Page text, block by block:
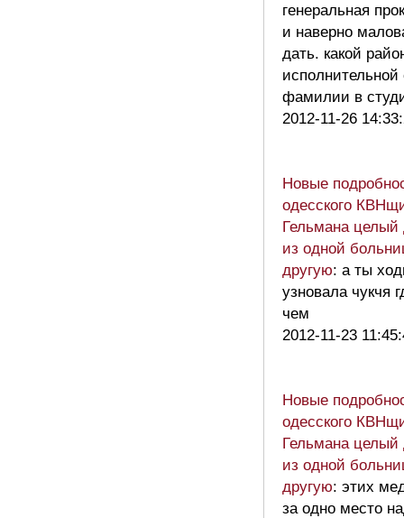
генеральная
и наверно
дать. какой
фамилии в
2012-11-26
Новые
одесского
Гельмана целый
из одной
другую: а ты
узновала чукчя
чем
2012-11-23
Новые
одесского
Гельмана целый
из одной
другую: этих
за одно место